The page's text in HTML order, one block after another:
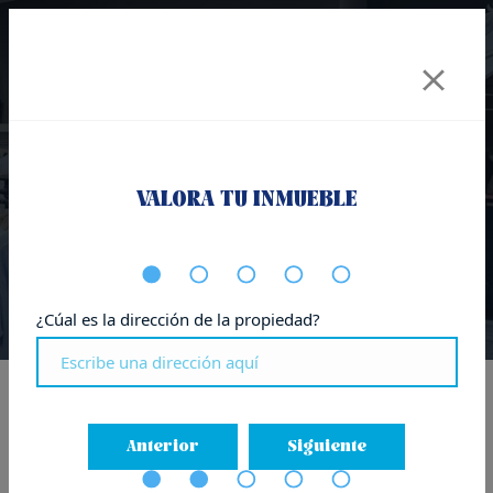
Algo Bonito, Churruca
Churruca 13
VALORA TU INMUEBLE
¿Cúal es la dirección de la propiedad?
Anterior Siguiente